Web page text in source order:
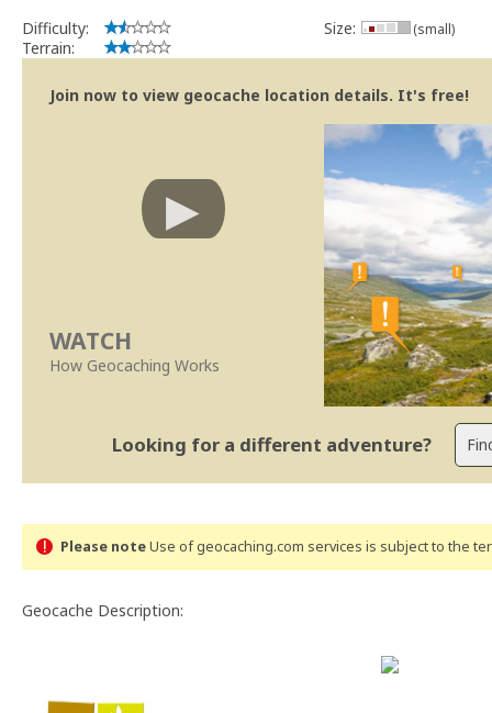
Community Volunteer Reviewer
Centro de Ajuda
Trabalhar com o Revisor
Revisões mais rápidas
Linhas Orientação| Políticas Regionais - Portugal
Difficulty:
Terrain:
Size: (small)
Join now to view geocache location details. It's free!
WATCH
How Geocaching Works
Looking for a different adventure?
Please noteUse of geocaching.com services is subject to the
Geocache Description: